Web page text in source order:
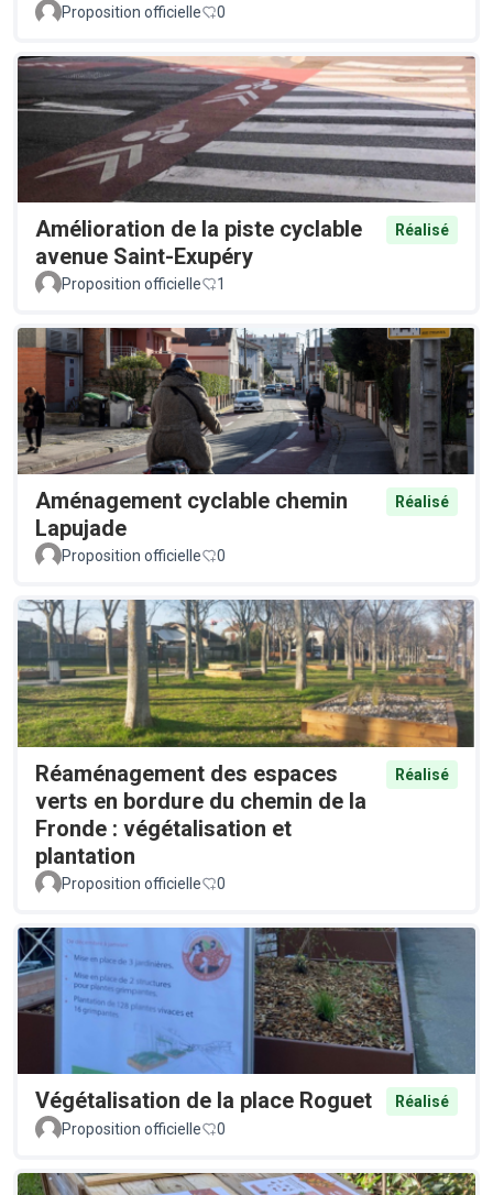
Proposition officielle 0
Amélioration de la piste cyclable
avenue Saint-Exupéry
Réalisé
Proposition officielle 1
Aménagement cyclable chemin
Lapujade
Réalisé
Proposition officielle 0
Réaménagement des espaces
verts en bordure du chemin de la
Fronde : végétalisation et
plantation
Réalisé
Proposition officielle 0
Végétalisation de la place Roguet
Réalisé
Proposition officielle
0